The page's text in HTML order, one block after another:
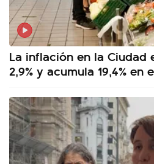
La inflación en la Ciudad
2,9% y acumula 19,4% en